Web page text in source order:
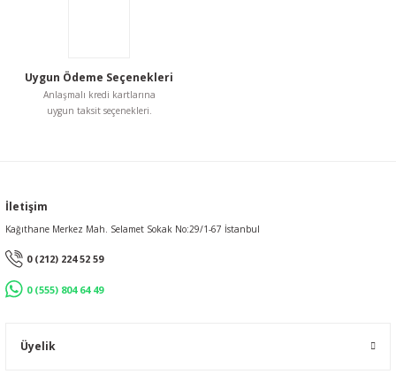
Uygun Ödeme Seçenekleri
Anlaşmalı kredi kartlarına
uygun taksit seçenekleri.
İletişim
Kağıthane Merkez Mah. Selamet Sokak No:29/1-67 İstanbul
0 (212) 224 52 59
0 (555) 804 64 49
Üyelik